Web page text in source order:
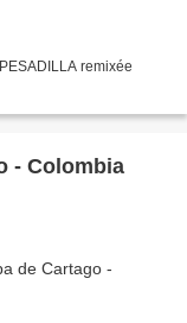
remixée
- Colombia